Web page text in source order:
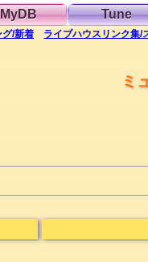
MyDB Tune
グ/新着 ライブハウス リンク集/
ミ